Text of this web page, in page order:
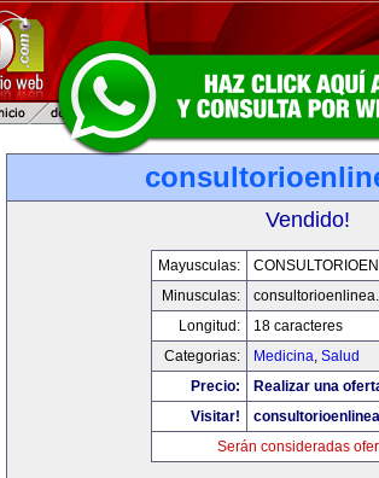
Vendido!
Mayusculas:
Minusculas:
Longitud:
18 caracteres
Categorias:
Medicina, Salud
Precio:
Realizar una
Visitar!
Serán consideradas